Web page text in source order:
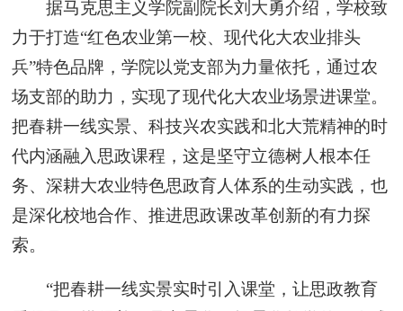
据马克思主义学院副院长刘大勇介绍，学校致
力于打造“红色农业第一校、现代化大农业排头
兵”特色品牌，学院以党支部为力量依托，通过农
场支部的助力，实现了现代化大农业场景进课堂。
把春耕一线实景、科技兴农实践和北大荒精神的时
代内涵融入思政课程，这是坚守立德树人根本任
务、深耕大农业特色思政育人体系的生动实践，也
是深化校地合作、推进思政课改革创新的有力探
索。
“把春耕一线实景实时引入课堂，让思政教育